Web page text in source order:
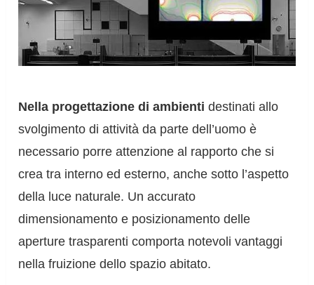
Nella progettazione di ambienti destinati allo
svolgimento di attività da parte dell’uomo è
necessario porre attenzione al rapporto che si
crea tra interno ed esterno, anche sotto l’aspetto
della luce naturale. Un accurato
dimensionamento e posizionamento delle
aperture trasparenti comporta notevoli vantaggi
nella fruizione dello spazio abitato.